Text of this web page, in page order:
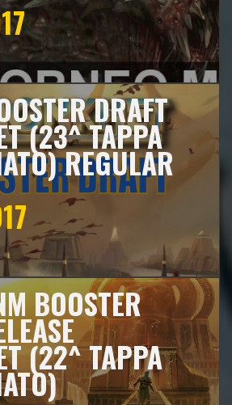
DRAFT
(23^ TAPPA
REGULAR
BOOSTER
(22^ TAPPA